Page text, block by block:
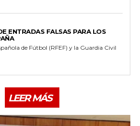
ENTRADAS FALSAS PARA LOS
de Fútbol (RFEF) y la Guardia Civil
LEER MÁS